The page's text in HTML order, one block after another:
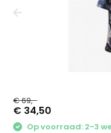
€ 69,-
€ 34,50
Op voorraad: 2-3